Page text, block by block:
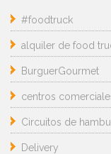
#foodtruck
alquiler de food
BurguerGourmet
centros
Circuitos de
Delivery